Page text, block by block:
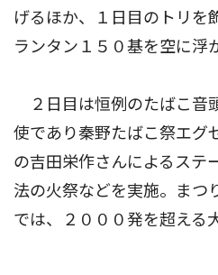
げるほか、１日目のトリを
ランタン１５０基を空に浮
２日目は恒例のたばこ音
使であり秦野たばこ祭エグ
の吉田栄作さんによるステ
法の火祭などを実施。まつ
では、２０００発を超える